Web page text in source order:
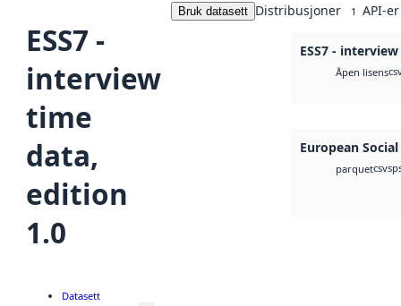
ESS7 -
interview
time
data,
edition
1.0
Bruk datasett Distribusjoner 1 API-er
ESS7 -
Åpen lisens
European
parquetcsv
Datasett